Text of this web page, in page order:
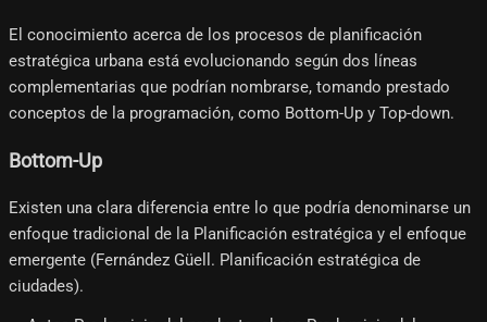
El conocimiento acerca de los procesos de planificación
estratégica urbana está evolucionando según dos líneas
complementarias que podrían nombrarse, tomando prestado
conceptos de la programación, como Bottom-Up y Top-down.
Bottom-Up
Existen una clara diferencia entre lo que podría denominarse un
enfoque tradicional de la Planificación estratégica y el enfoque
emergente (Fernández Güell. Planificación estratégica de
ciudades).